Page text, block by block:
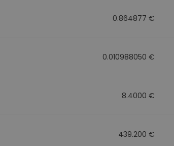
0.864877 €
0.010988050 €
8.4000 €
439.200 €